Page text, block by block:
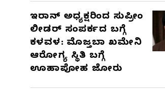
ಇರಾನ್ ಅಧ್ಯಕ್ಷರಿಂದ ಸುಪ್ರೀಂ
ಲೀಡರ್ ಸಂಪರ್ಕದ ಬಗ್ಗೆ
ಕಳವಳ: ಮೊಜ್ತಬಾ ಖಮೇನಿ
ಆರೋಗ್ಯ ಸ್ಥಿತಿ ಬಗ್ಗೆ
ಊಹಾಪೋಹ ಜೋರು